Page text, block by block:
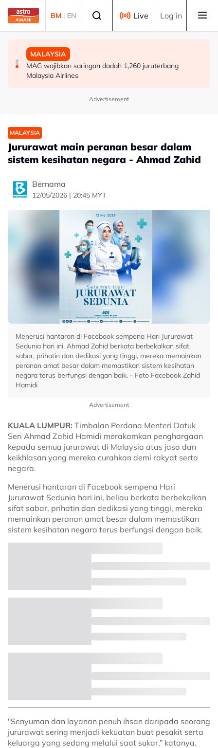
Skip to main content
BM | EN Live Log in
DUNIA
Remaja dimasukkan ke hospital selepas insiden
tembakan di barat Sydney
POLITIK
[TERKINI] 10 ADUN BN-PN dilantik Exco, terajui
pentadbiran Negeri Sembilan
MALAYSIA
MAG wajibkan saringan dadah 1,260 juruterbang
Malaysia Airlines
Advertisement
MALAYSIA
Jururawat main peranan besar dalam
sistem kesihatan negara - Ahmad Zahid
Bernama
12/05/2026 | 20:45 MYT
Menerusi hantaran di Facebook sempena Hari Jururawat
Sedunia hari ini, Ahmad Zahid berkata berbekalkan sifat
sabar, prihatin dan dedikasi yang tinggi, mereka memainkan
peranan amat besar dalam memastikan sistem kesihatan
negara terus berfungsi dengan baik. - Foto Facebook Zahid
Hamidi
Advertisement
KUALA LUMPUR: Timbalan Perdana Menteri Datuk
Seri Ahmad Zahid Hamidi merakamkan penghargaan
kepada semua jururawat di Malaysia atas jasa dan
keikhlasan yang mereka curahkan demi rakyat serta
negara.
Menerusi hantaran di Facebook sempena Hari
Jururawat Sedunia hari ini, beliau berkata berbekalkan
sifat sabar, prihatin dan dedikasi yang tinggi, mereka
memainkan peranan amat besar dalam memastikan
sistem kesihatan negara terus berfungsi dengan baik.
"Senyuman dan layanan penuh ihsan daripada seorang
jururawat sering menjadi kekuatan buat pesakit serta
keluarga yang sedang melalui saat sukar,” katanya.